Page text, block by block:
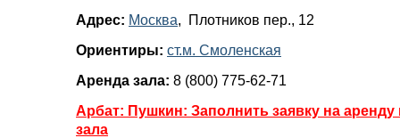
Адрес: Москва, Плотников пер., 12
Ориентиры: ст.м. Смоленская
Аренда зала: 8 (800) 775-62-71
Арбат: Пушкин: Заполнить заявку на
зала